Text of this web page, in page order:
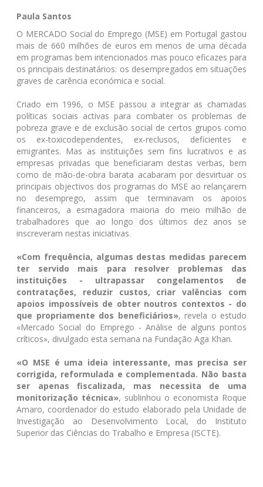
Paula Santos
O MERCADO Social do Emprego (MSE) em Portugal gastou
mais de 660 milhões de euros em menos de uma década
em programas bem intencionados mas pouco eficazes para
os principais destinatários: os desempregados em situações
graves de carência económica e social.
Criado em 1996, o MSE passou a integrar as chamadas
políticas sociais activas para combater os problemas de
pobreza grave e de exclusão social de certos grupos como
os ex-toxicodependentes, ex-reclusos, deficientes e
emigrantes. Mas as instituições sem fins lucrativos e as
empresas privadas que beneficiaram destas verbas, bem
como de mão-de-obra barata acabaram por desvirtuar os
principais objectivos dos programas do MSE ao relançarem
no desemprego, assim que terminavam os apoios
financeiros, a esmagadora maioria do meio milhão de
trabalhadores que ao longo dos últimos dez anos se
inscreveram nestas iniciativas.
«Com frequência, algumas destas medidas parecem
ter servido mais para resolver problemas das
instituições - ultrapassar congelamentos de
contratações, reduzir custos, criar valências com
apoios impossíveis de obter noutros contextos - do
que propriamente dos beneficiários», revela o estudo
«Mercado Social do Emprego - Análise de alguns pontos
críticos», divulgado esta semana na Fundação Aga Khan.
«O MSE é uma ideia interessante, mas precisa ser
corrigida, reformulada e complementada. Não basta
ser apenas fiscalizada, mas necessita de uma
monitorização técnica», sublinhou o economista Roque
Amaro, coordenador do estudo elaborado pela Unidade de
Investigação ao Desenvolvimento Local, do Instituto
Superior das Ciências do Trabalho e Empresa (ISCTE).